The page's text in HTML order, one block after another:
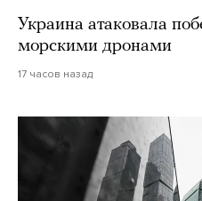
Украина атаковала
морскими дронами
17 часов назад